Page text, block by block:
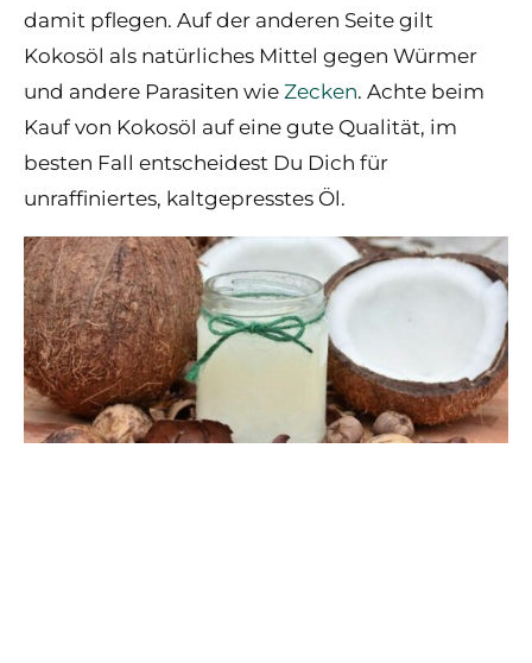
damit pflegen. Auf der anderen Seite gilt
Kokosöl als natürliches Mittel gegen Würmer
und andere Parasiten wie Zecken. Achte beim
Kauf von Kokosöl auf eine gute Qualität, im
besten Fall entscheidest Du Dich für
unraffiniertes, kaltgepresstes Öl.